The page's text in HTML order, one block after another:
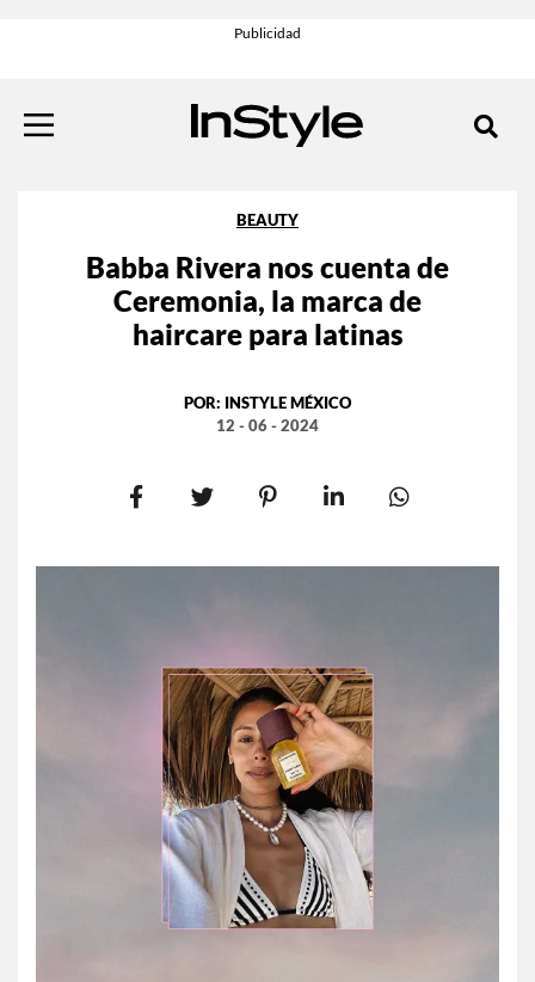
BEAUTY
Babba Rivera nos cuenta de
Ceremonia, la marca de
haircare para latinas
POR: INSTYLE MÉXICO
12 - 06 - 2024